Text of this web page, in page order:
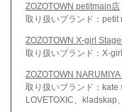
ZOZOTOWN petitmain店
取り扱いブランド：
ZOZOTOWN X-girl
取り扱いブランド：X-
ZOZOTOWN
取り扱いブランド：kate
LOVETOXIC、kladskap